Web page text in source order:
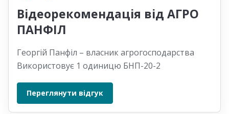
Відеорекомендація від АГРО
ПАНФІЛ
Георгій Панфіл – власник агрогосподарства
Використовує 1 одиницю БНП-20-2
Переглянути відгук